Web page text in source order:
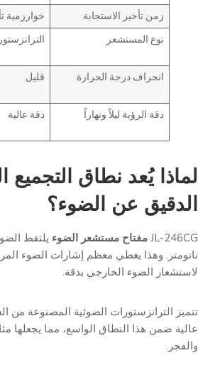
زمن تأخير الاستجابة خوارزمية
نوع المستشعر
انحراف درجة الحرارة
قليل
دقة الرؤية ليلاً ونهاراً
دقة عالية
لماذا يُعد نطاق
الدقيق عن الضوء؟
JL-246CG مفتاح مستشعر الضوء
نانومتر. وهذا يغطي معظم إشارات الضوء
لاستشعار الضوء الخارجي بدقة.
تتميز الترانزستورات الضوئية المصنوعة
عالية ضمن هذا النطاق الواسع، مما يجعلها
والفجر.